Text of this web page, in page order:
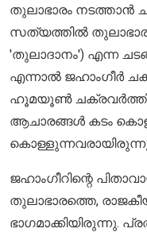
തുലാഭാരം നടത്താൻ
സത്യത്തിൽ
'തുലാദാനം') എന്ന
എന്നാൽ ജഹാംഗീർ
ഹൂമയൂൺ ചക്രവർത്തിയും
ആചാരങ്ങൾ കടം
ജഹാംഗീറിന്റെ
തുലാഭാരത്തെ,
ഭാഗമാക്കിയിരുന്നു.